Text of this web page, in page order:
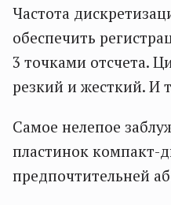
Частота
обеспечить
3 точками отсчета.
резкий и жесткий. И
Самое нелепое
пластинок компакт-
предпочтительней